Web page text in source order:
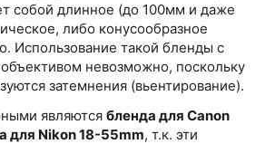
собой длинное (до 100мм и даже
либо конусообразное
Использование такой бленды с
невозможно, поскольку
затемнения (вьентирование).
являются бленда для Canon
для Nikon 18-55mm, т.к. эти